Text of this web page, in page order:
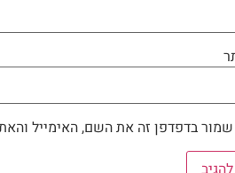
שמור בדפדפן זה את השם, האימייל